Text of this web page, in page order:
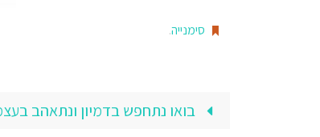
סימנייה.
בואו נתחפש בדמיון ונתאהב